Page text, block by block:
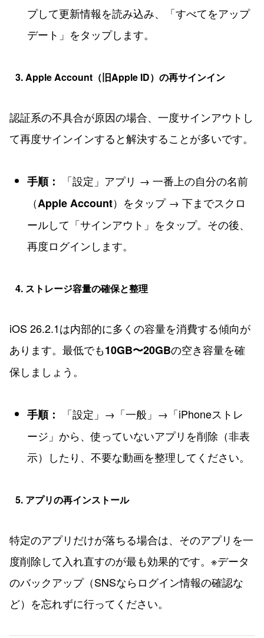
プして更新情報を読み込み、「すべてをアップ
デート」をタップします。
3. Apple Account（旧Apple ID）の再サインイン
認証系の不具合が原因の場合、一度サインアウトし
て再度サインインすると解決することが多いです。
手順：
「設定」アプリ → 一番上の自分の名前
（Apple Account）をタップ → 下までスクロ
ールして「サインアウト」をタップ。その後、
再度ログインします。
4. ストレージ容量の確保と整理
iOS 26.2.1は内部的に多くの容量を消費する傾向が
あります。最低でも10GB〜20GBの空き容量を確
保しましょう。
手順：
「設定」→「一般」→「iPhoneストレ
ージ」から、使っていないアプリを削除（非表
示）したり、不要な動画を整理してください。
5. アプリの再インストール
特定のアプリだけが落ちる場合は、そのアプリを一
度削除して入れ直すのが最も効果的です。※データ
のバックアップ（SNSならログイン情報の確認な
ど）を忘れずに行ってください。